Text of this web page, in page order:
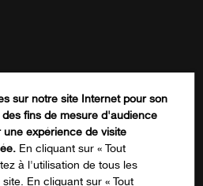
Comments
sur notre site Internet pour son
fins de mesure d'audience
expérience de visite
En cliquant sur « Tout
à l'utilisation de tous les
En cliquant sur « Tout